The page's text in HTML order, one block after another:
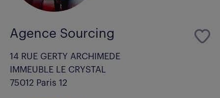
Agence Sourcing
14 RUE GERTY ARCHIMEDE
IMMEUBLE LE CRYSTAL
75012 Paris 12